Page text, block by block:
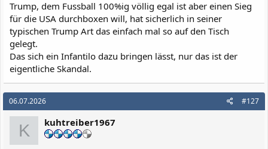
Trump, dem Fussball 100%ig völlig egal ist aber einen Sieg
für die USA durchboxen will, hat sicherlich in seiner
typischen Trump Art das einfach mal so auf den Tisch
gelegt.
Das sich ein Infantilo dazu bringen lässt, nur das ist der
eigentliche Skandal.
06.07.2026 #127
K kuhtreiber1967